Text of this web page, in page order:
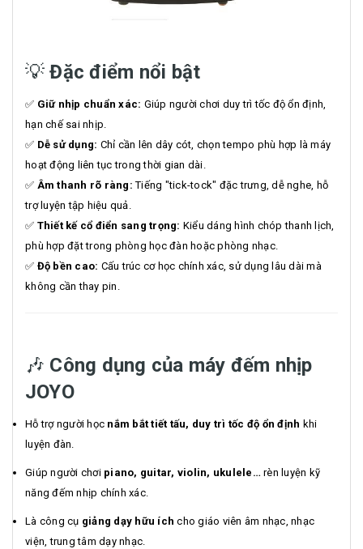
💡Đặc điểm nổi bật
✅ Giữ nhịp chuẩn xác: Giúp người chơi duy trì tốc độ ổn định,
hạn chế sai nhịp.
✅ Dễ sử dụng: Chỉ cần lên dây cót, chọn tempo phù hợp là máy
hoạt động liên tục trong thời gian dài.
✅ Âm thanh rõ ràng: Tiếng "tick-tock" đặc trưng, dễ nghe, hỗ
trợ luyện tập hiệu quả.
✅ Thiết kế cổ điển sang trọng: Kiểu dáng hình chóp thanh lịch,
phù hợp đặt trong phòng học đàn hoặc phòng nhạc.
✅ Độ bền cao: Cấu trúc cơ học chính xác, sử dụng lâu dài mà
không cần thay pin.
🎶 Công dụng của máy đếm nhịp
JOYO
Hỗ trợ người học nắm bắt tiết tấu, duy trì tốc độ ổn định khi
luyện đàn.
Giúp người chơi piano, guitar, violin, ukulele… rèn luyện kỹ
năng đếm nhịp chính xác.
Là công cụ giảng dạy hữu ích cho giáo viên âm nhạc, nhạc
viện, trung tâm dạy nhạc.